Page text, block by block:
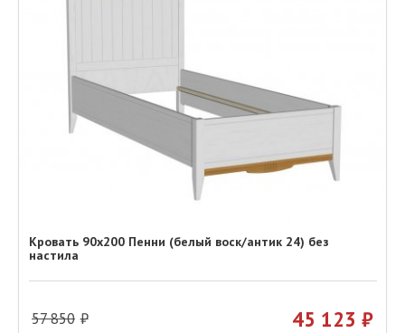
Кровать 90х200 Пенни (белый воск/антик 24) без
настила
57 850 45 123